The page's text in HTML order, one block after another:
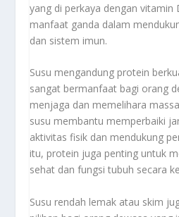
yang di perkaya dengan vitamin
manfaat ganda dalam
dan sistem imun.
Susu mengandung protein
sangat bermanfaat bagi orang
menjaga dan memelihara
susu membantu memperbaiki
aktivitas fisik dan mendukung
itu, protein juga penting untuk
sehat dan fungsi tubuh secara
Susu rendah lemak atau skim